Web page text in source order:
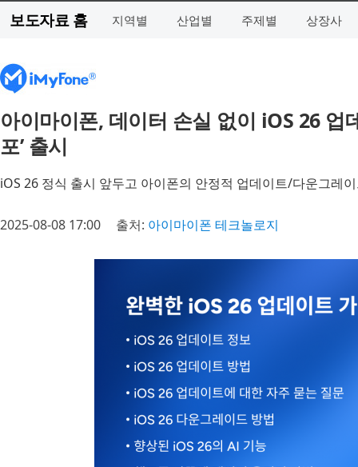
보도자료 홈 지역별 산업별 주제별 상장사
아이마이폰, 데이터 손실 없이 iOS 26 업
포’ 출시
iOS 26 정식 출시 앞두고 아이폰의 안정적 업데이트/다운그레
2025-08-08 17:00 출처: 아이마이폰 테크놀로지